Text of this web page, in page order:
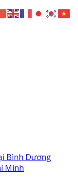
Bình Dương
Minh